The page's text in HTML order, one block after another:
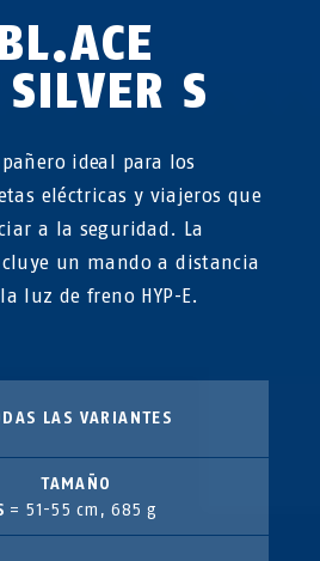
S
ideal para los
eléctricas y viajeros que
a la seguridad. La
un mando a distancia
luz de freno HYP-E.
LAS VARIANTES
TAMAÑO
= 51-55 cm, 685 g